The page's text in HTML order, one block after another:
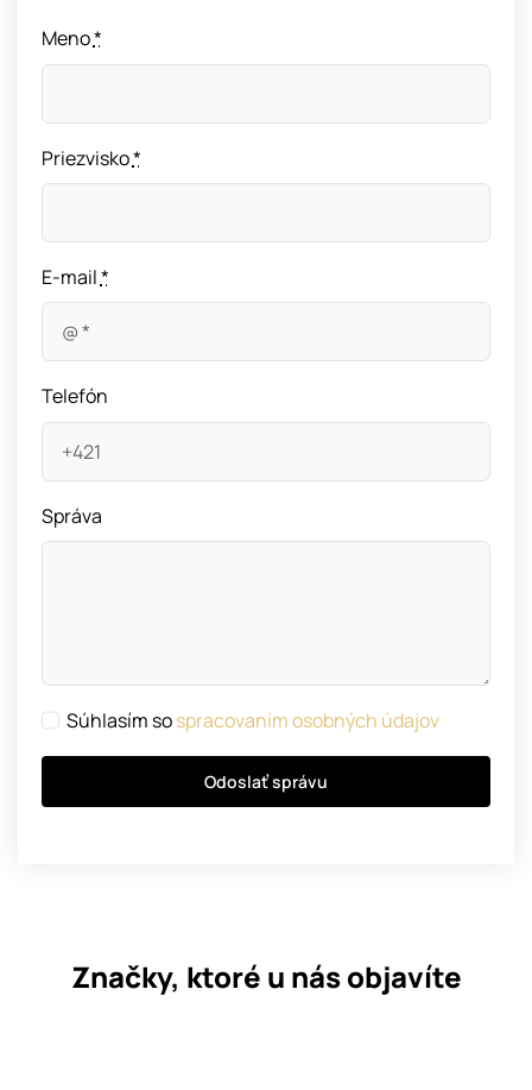
Meno*
Priezvisko*
E-mail*
Telefón
Správa
Súhlasím sospracovaním osobných údajov
Odoslať správu
Značky, ktoré u nás objavíte